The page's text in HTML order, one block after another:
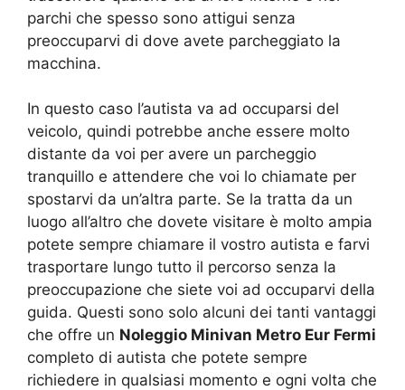
parchi che spesso sono attigui senza
preoccuparvi di dove avete parcheggiato la
macchina.
In questo caso l’autista va ad occuparsi del
veicolo, quindi potrebbe anche essere molto
distante da voi per avere un parcheggio
tranquillo e attendere che voi lo chiamate per
spostarvi da un’altra parte. Se la tratta da un
luogo all’altro che dovete visitare è molto ampia
potete sempre chiamare il vostro autista e farvi
trasportare lungo tutto il percorso senza la
preoccupazione che siete voi ad occuparvi della
guida. Questi sono solo alcuni dei tanti vantaggi
che offre un Noleggio Minivan Metro Eur Fermi
completo di autista che potete sempre
richiedere in qualsiasi momento e ogni volta che